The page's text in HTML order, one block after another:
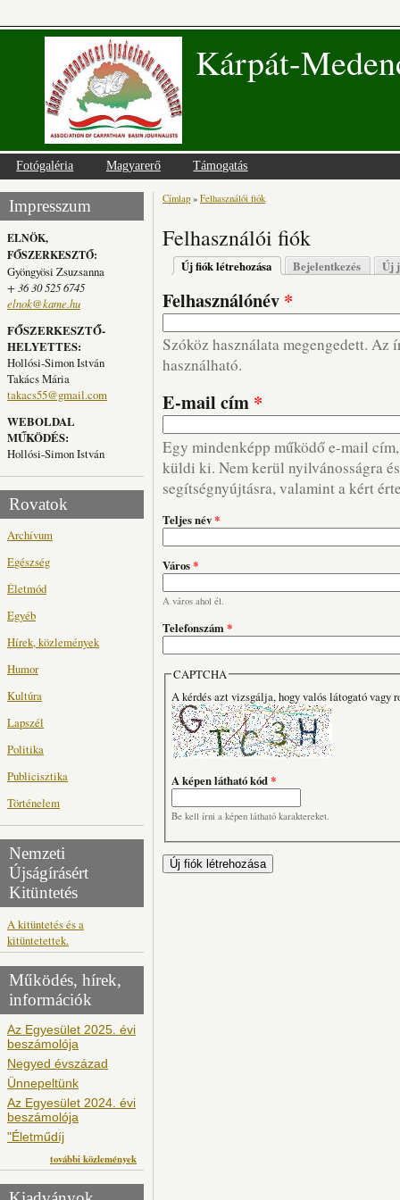
Kárpát-
Fotógaléria Magyarerő Támogatás
Impresszum
ELNÖK,
FŐSZERKESZTŐ:
Gyöngyösi Zsuzsanna
+ 36 30 525 6745
elnok@kame.hu
FŐSZERKESZTŐ-
HELYETTES:
Hollósi-Simon István
Takács Mária
takacs55@gmail.com
WEBOLDAL
MŰKÖDÉS:
Hollósi-Simon István
Rovatok
Archívum
Egészség
Életmód
Egyéb
Hírek, közlemények
Humor
Kultúra
Lapszél
Politika
Publicisztika
Történelem
Nemzeti
Újságírásért
Kitüntetés
A kitüntetés és a
kitüntetettek.
Működés, hírek,
információk
Az Egyesület 2025. évi
beszámolója
Negyed évszázad
Ünnepeltünk
Az Egyesület 2024. évi
beszámolója
"Életműdíj
további közlemények
Jelenlegi hely
Címlap » Felhasználói fiók
Felhasználói fiók
Elsődleges fülek
Új fiók létrehozása (aktív fül)
Bejelentkezés Új
Felhasználónév *
Szóköz használata megengedett. Az
használható.
E-mail cím *
Egy mindenképp működő e-mail
küldi ki. Nem kerül nyilvánosságra
segítségnyújtásra, valamint a kért
Teljes név*
Város*
A város ahol él.
Telefonszám*
CAPTCHA
A kérdés azt vizsgálja, hogy valós látogató vagy
A képen látható kód*
Be kell írni a képen látható karaktereket.